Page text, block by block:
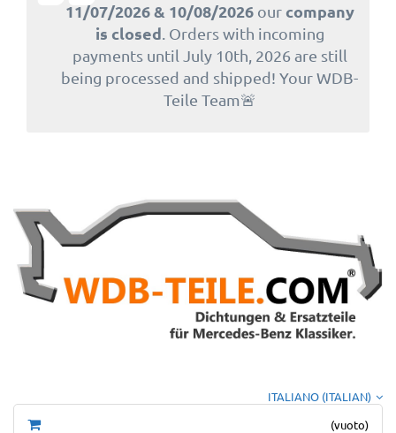
11/07/2026 & 10/08/2026our company
is closed . Orders with incoming
payments until July 10th, 2026 are still
being processed and shipped! Your WDB-
Teile Team🚨
ITALIANO (ITALIAN)
(vuoto)